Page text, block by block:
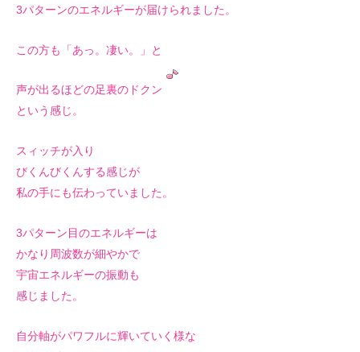
3パターンのエネルギーが届けられました。
この方も「あっ。凄い。」と
声が出るほどの足裏のドクン
という感じ。
スィッチが入り
びくんびくんする感じが
私の手にも伝わっていました。
3パターン目のエネルギーは
かなり周波数が細やかで
宇宙エネルギーの振動も
感じました。
自分軸がパワフルに輝いていく様な